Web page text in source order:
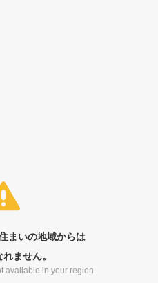
まいの地域からは
ません。
available in your region.